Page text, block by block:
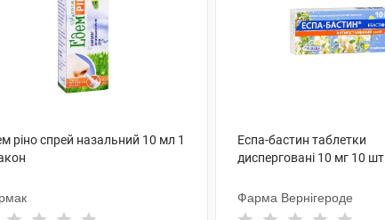
ріно спрей назальний 10 мл 1
Еспа-бастин таблетки
дисперговані 10 мг 10 шт
Фарма Вернігероде